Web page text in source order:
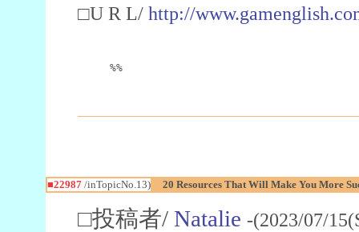
□U R L/ http://
%%
■22987/inTopicNo.13) 20 Resources That Will Make You More
□投稿者/ Natalie -(2023/07/